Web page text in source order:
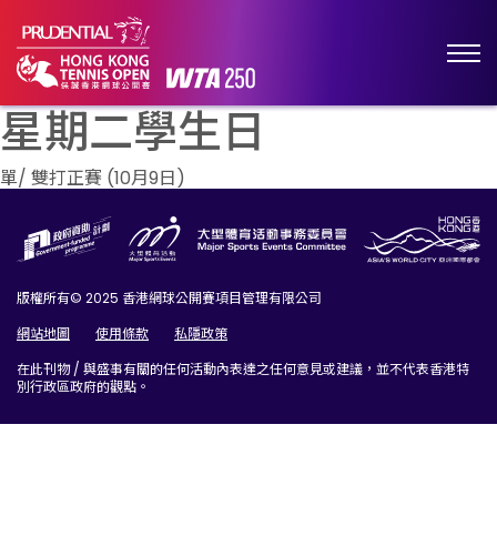
星期二學生日
文
章
導
覽
單/ 雙打正賽 (10月9日)
版權所有© 2025 香港網球公開賽項目管理有限公司
網站地圖
使用條款
私隱政策
在此刊物 / 與盛事有關的任何活動內表達之任何意見或建議，並不代表香港特
別行政區政府的觀點。